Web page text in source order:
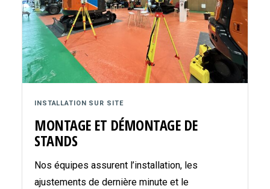
INSTALLATION SUR SITE
MONTAGE ET DÉMONTAGE DE
STANDS
Nos équipes assurent l’installation, les
ajustements de dernière minute et le